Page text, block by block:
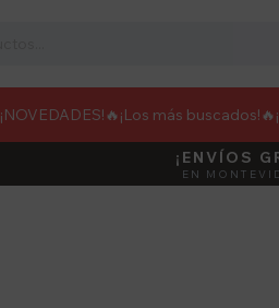
¡NOVEDADES! 🔥¡Los más buscados!🔥
¡ENVÍOS
EN